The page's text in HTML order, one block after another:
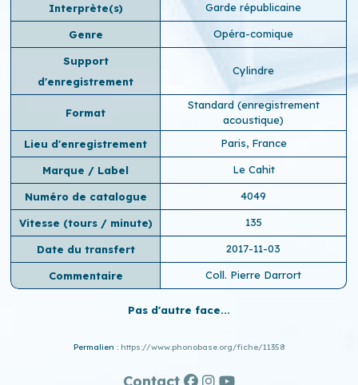
Interprète(s)
Garde républicaine
Genre Opéra-comique
Support
d'enregistrement
Cylindre
Format
Standard (enregistrement
acoustique)
Lieu d'enregistrement
Paris, France
Marque / Label Le Cahit
Numéro de catalogue 4049
Vitesse (tours / minute) 135
Date du transfert 2017-11-03
Commentaire Coll. Pierre Darrort
Pas d'autre face...
Permalien : https://www.phonobase.org/fiche/11358